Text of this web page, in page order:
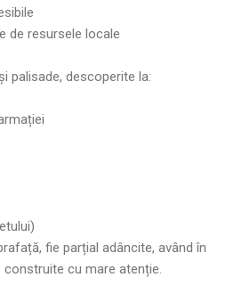
de resursele locale
palisade, descoperite la:
fie parțial adâncite, având în
cu mare atenție.